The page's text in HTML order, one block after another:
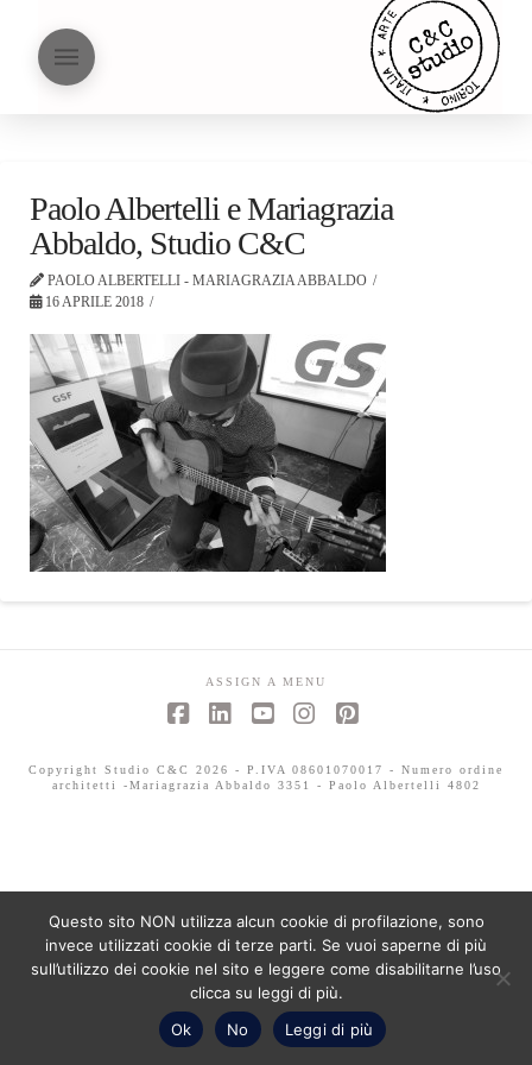
Paolo Albertelli e Mariagrazia
Abbaldo, Studio C&C
PAOLO ALBERTELLI - MARIAGRAZIA ABBALDO
16 APRILE 2018
ASSIGN A MENU
Copyright Studio C&C 2026 - P.IVA 08601070017 - Numero ordine
architetti -Mariagrazia Abbaldo 3351 - Paolo Albertelli 4802
Questo sito NON utilizza alcun cookie di profilazione, sono
invece utilizzati cookie di terze parti. Se vuoi saperne di più
sull’utilizzo dei cookie nel sito e leggere come disabilitarne l’uso
clicca su leggi di più.
Ok
No Leggi di più